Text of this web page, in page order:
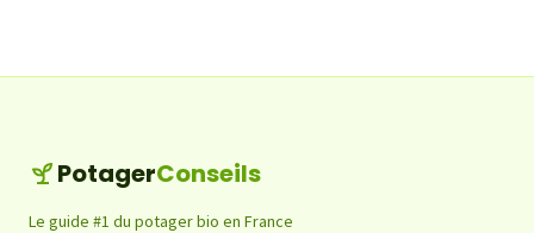
PotagerConseils
Le guide #1 du potager bio en France